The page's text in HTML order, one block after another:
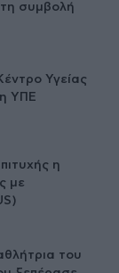
συμβολή
Υγείας
ΥΠΕ
η
με
του